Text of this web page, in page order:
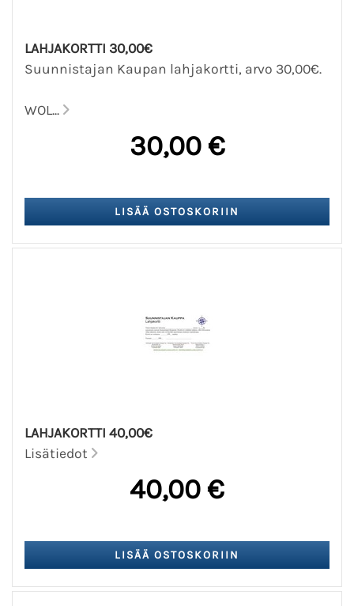
LAHJAKORTTI 30,00€
Suunnistajan Kaupan lahjakortti, arvo 30,00€.
WOL...
30,00 €
LAHJAKORTTI 40,00€
Lisätiedot
40,00 €